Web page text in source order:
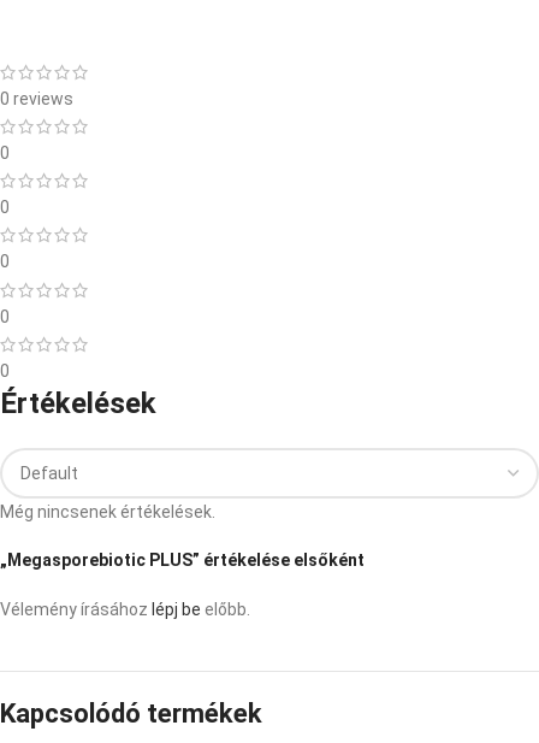
0 reviews
0
0
0
0
0
Értékelések
Még nincsenek értékelések.
„Megasporebiotic PLUS” értékelése elsőként
Vélemény írásához lépj be előbb.
Kapcsolódó termékek